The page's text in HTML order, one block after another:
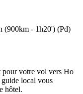
(900km - 1h20') (Pd)
pour votre vol vers Ho
local vous
hôtel.